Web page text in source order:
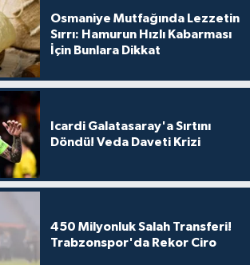
Osmaniye Mutfağında Lezzetin
Sırrı: Hamurun Hızlı Kabarması
İçin Bunlara Dikkat
Icardi Galatasaray'a Sırtını
Döndü! Veda Daveti Krizi
450 Milyonluk Salah Transferi!
Trabzonspor'da Rekor Ciro